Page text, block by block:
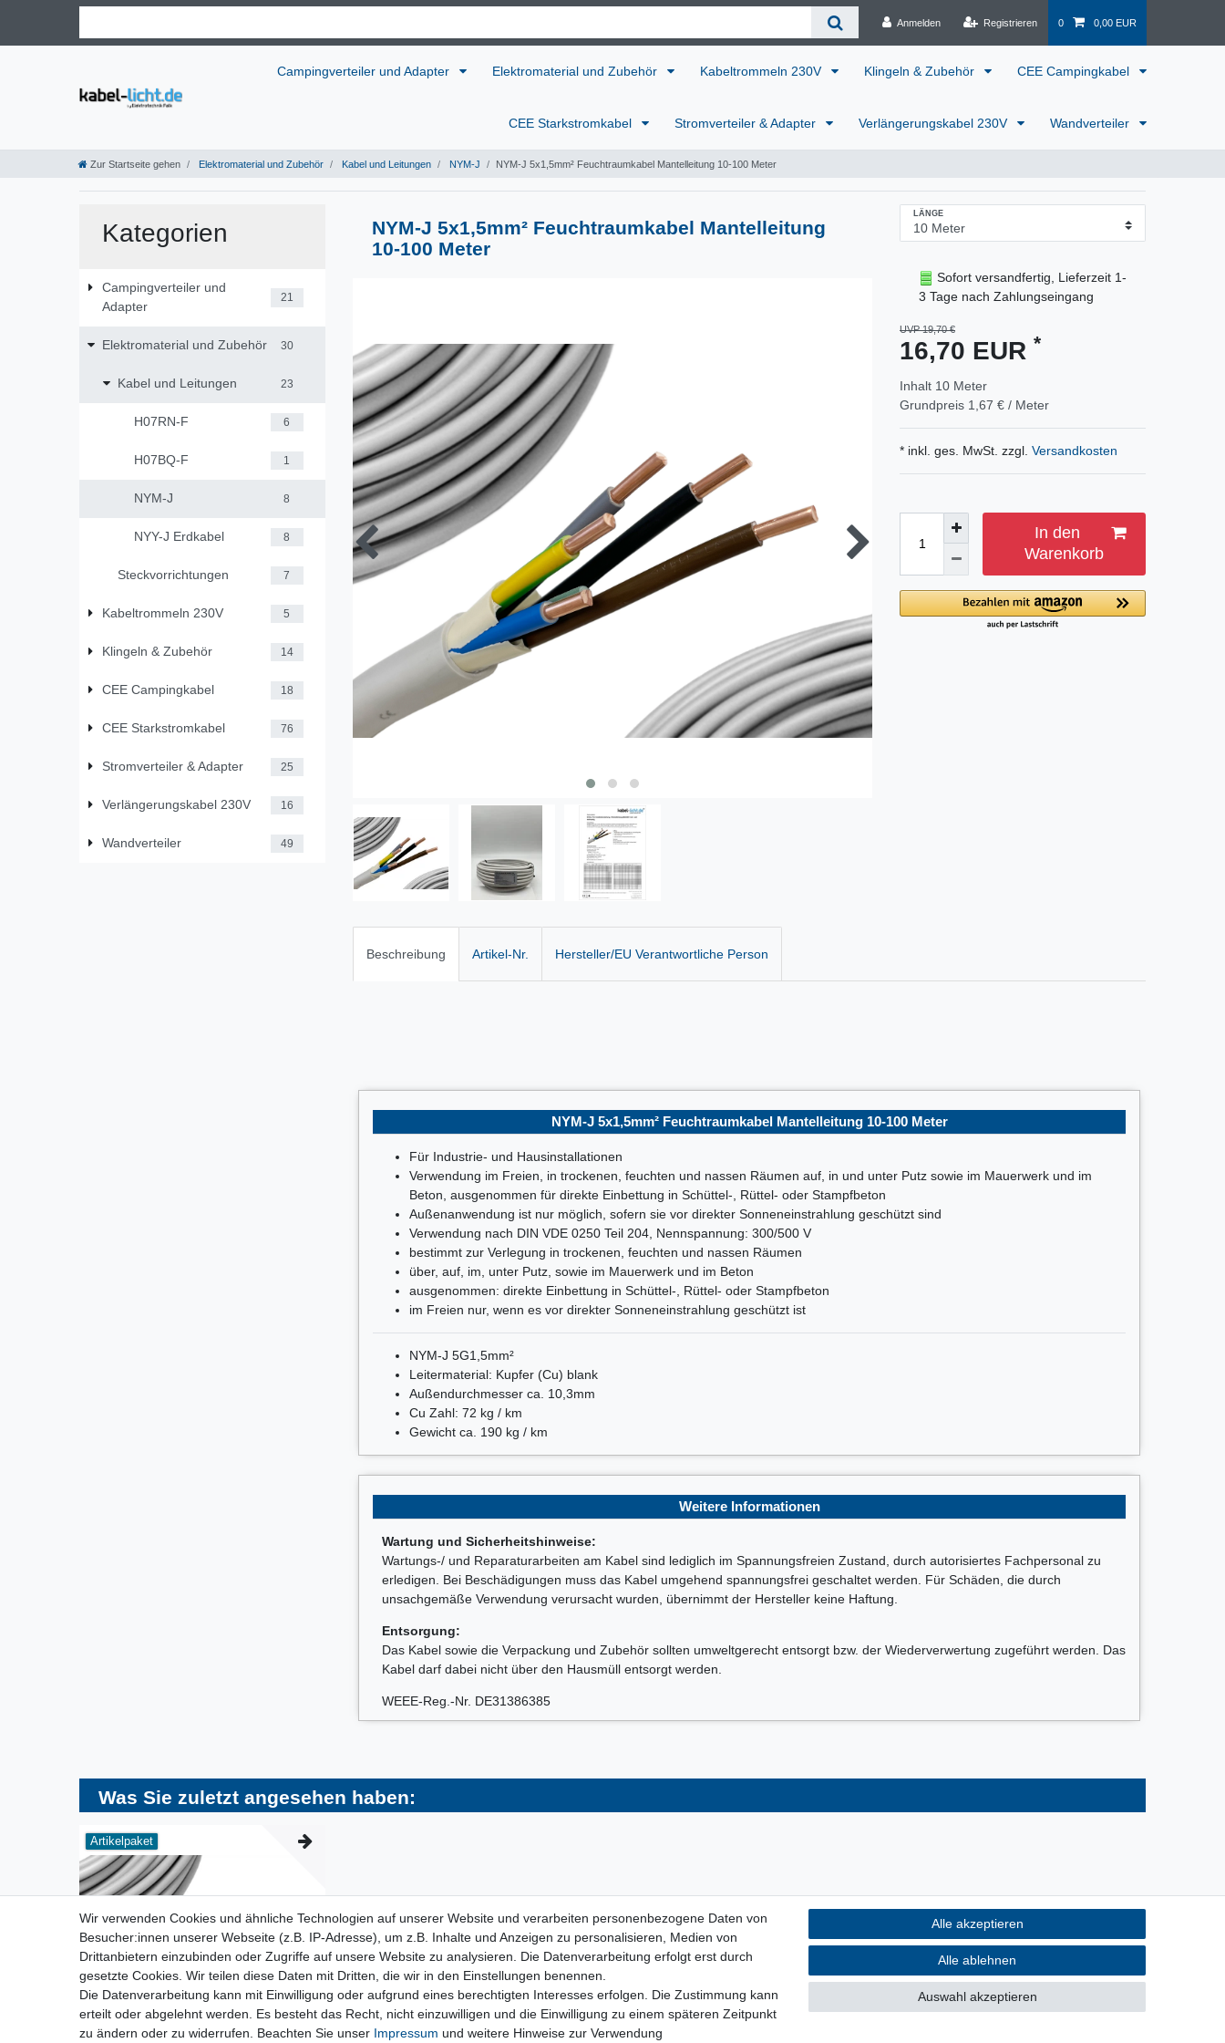
Anmelden Registrieren 0 0,00 EUR
Campingverteiler und Adapter Elektromaterial und Zubehör Kabeltrommeln 230V Klingeln & Zubehör CEE Campingkabel
CEE Starkstromkabel Stromverteiler & Adapter Verlängerungskabel 230V Wandverteiler
Zur Startseite gehen Elektromaterial und Zubehör Kabel und Leitungen NYM-J NYM-J 5x1,5mm² Feuchtraumkabel Mantelleitung 10-100 Meter
Kategorien
Campingverteiler und
Adapter
21
Elektromaterial und Zubehör 30
Kabel und Leitungen 23
H07RN-F 6
H07BQ-F 1
NYM-J 8
NYY-J Erdkabel 8
Steckvorrichtungen 7
Kabeltrommeln 230V 5
Klingeln & Zubehör 14
CEE Campingkabel 18
CEE Starkstromkabel 76
Stromverteiler & Adapter 25
Verlängerungskabel 230V 16
Wandverteiler 49
NYM-J 5x1,5mm² Feuchtraumkabel Mantelleitung
10-100 Meter
LÄNGE
Sofort versandfertig, Lieferzeit 1-
3 Tage nach Zahlungseingang
UVP 19,70 €
16,70 EUR *
Inhalt 10 Meter
Grundpreis 1,67 € / Meter
* inkl. ges. MwSt. zzgl. Versandkosten
In den
Warenkorb
Beschreibung Artikel-Nr. Hersteller/EU Verantwortliche Person
NYM-J 5x1,5mm² Feuchtraumkabel Mantelleitung 10-100 Meter
Für Industrie- und Hausinstallationen
Verwendung im Freien, in trockenen, feuchten und nassen Räumen auf, in und unter Putz sowie im Mauerwerk und im
Beton, ausgenommen für direkte Einbettung in Schüttel-, Rüttel- oder Stampfbeton
Außenanwendung ist nur möglich, sofern sie vor direkter Sonneneinstrahlung geschützt sind
Verwendung nach DIN VDE 0250 Teil 204, Nennspannung: 300/500 V
bestimmt zur Verlegung in trockenen, feuchten und nassen Räumen
über, auf, im, unter Putz, sowie im Mauerwerk und im Beton
ausgenommen: direkte Einbettung in Schüttel-, Rüttel- oder Stampfbeton
im Freien nur, wenn es vor direkter Sonneneinstrahlung geschützt ist
NYM-J 5G1,5mm²
Leitermaterial: Kupfer (Cu) blank
Außendurchmesser ca. 10,3mm
Cu Zahl: 72 kg / km
Gewicht ca. 190 kg / km
Weitere Informationen
Wartung und Sicherheitshinweise:
Wartungs-/ und Reparaturarbeiten am Kabel sind lediglich im Spannungsfreien Zustand, durch autorisiertes Fachpersonal zu
erledigen. Bei Beschädigungen muss das Kabel umgehend spannungsfrei geschaltet werden. Für Schäden, die durch
unsachgemäße Verwendung verursacht wurden, übernimmt der Hersteller keine Haftung.
Entsorgung:
Das Kabel sowie die Verpackung und Zubehör sollten umweltgerecht entsorgt bzw. der Wiederverwertung zugeführt werden. Das
Kabel darf dabei nicht über den Hausmüll entsorgt werden.
WEEE-Reg.-Nr. DE31386385
Was Sie zuletzt angesehen haben:
Artikelpaket
Wir verwenden Cookies und ähnliche Technologien auf unserer Website und verarbeiten personenbezogene Daten von
Besucher:innen unserer Webseite (z.B. IP-Adresse), um z.B. Inhalte und Anzeigen zu personalisieren, Medien von
Drittanbietern einzubinden oder Zugriffe auf unsere Website zu analysieren. Die Datenverarbeitung erfolgt erst durch
gesetzte Cookies. Wir teilen diese Daten mit Dritten, die wir in den Einstellungen benennen.
Die Datenverarbeitung kann mit Einwilligung oder aufgrund eines berechtigten Interesses erfolgen. Die Zustimmung kann
erteilt oder abgelehnt werden. Es besteht das Recht, nicht einzuwilligen und die Einwilligung zu einem späteren Zeitpunkt
zu ändern oder zu widerrufen. Beachten Sie unser Impressum und weitere Hinweise zur Verwendung
Alle akzeptieren
Alle ablehnen
Auswahl akzeptieren